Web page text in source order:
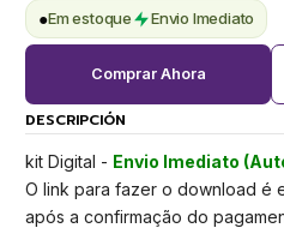
●Em estoque Envio Imediato
Comprar Ahora
DESCRIPCIÓN
kit Digital - Envio Imediato
O link para fazer o download é
após a confirmação do